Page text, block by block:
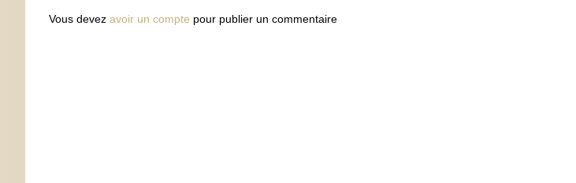
Vous devez avoir un compte pour publier un commentaire